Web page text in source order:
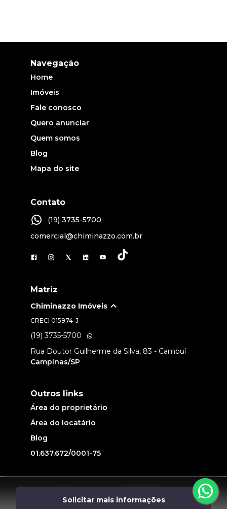
Solicitar mais informações
Navegação
Home
Imóveis
Fale conosco
Quero anunciar
Quem somos
Blog
Mapa do site
Contato
(19) 3735-5700
comercial@chiminazzo.com.br
Matriz
Chiminazzo Imóveis
CRECI 015974-J
(19) 3735-5700
Rua Doutor Guilherme da Silva, 83 - Cambuí
Campinas/SP
Outros links
Área do proprietário
Área do locatário
Blog
01.637.672/0001-75
Desenvolvido por